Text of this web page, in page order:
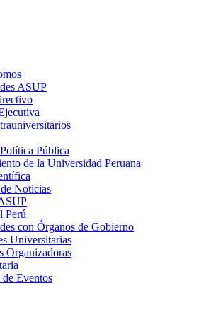
ASUP
Pública
de la Universidad Peruana
Noticias
Perú
con Órganos de Gobierno
Universitarias
Organizadoras
Eventos